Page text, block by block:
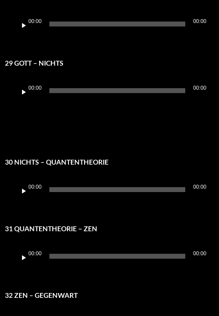
Player
00:00 00:00
29 GOTT – NICHTS
Player
00:00 00:00
30 NICHTS – QUANTENTHEORIE
Player
00:00 00:00
31 QUANTENTHEORIE – ZEN
Player
00:00 00:00
32 ZEN – GEGENWART